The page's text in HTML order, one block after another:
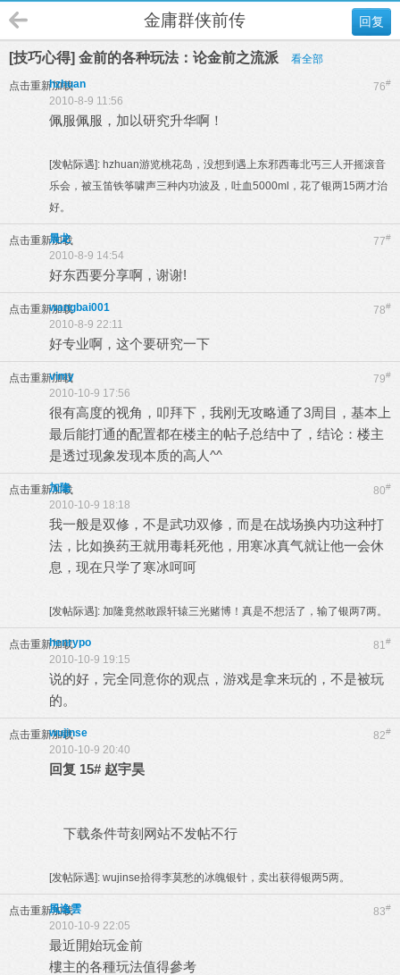
回复
金庸群侠前传
[技巧心得] 金前的各种玩法：论金前之流派 看全部
点击重新加载 76#
hzhuan
2010-8-9 11:56
佩服佩服，加以研究升华啊！
[发帖际遇]: hzhuan游览桃花岛，没想到遇上东邪西毒北丐三人开摇滚音
乐会，被玉笛铁筝啸声三种内功波及，吐血5000ml，花了银两15两才治
好。
点击重新加载 77#
晨龙
2010-8-9 14:54
好东西要分享啊，谢谢!
点击重新加载 78#
wangbai001
2010-8-9 22:11
好专业啊，这个要研究一下
点击重新加载 79#
vimy
2010-10-9 17:56
很有高度的视角，叩拜下，我刚无攻略通了3周目，基本上
最后能打通的配置都在楼主的帖子总结中了，结论：楼主
是透过现象发现本质的高人^^
点击重新加载 80#
加隆
2010-10-9 18:18
我一般是双修，不是武功双修，而是在战场换内功这种打
法，比如换药王就用毒耗死他，用寒冰真气就让他一会休
息，现在只学了寒冰呵呵
[发帖际遇]: 加隆竟然敢跟轩辕三光赌博！真是不想活了，输了银两7两。
点击重新加载 81#
henrypo
2010-10-9 19:15
说的好，完全同意你的观点，游戏是拿来玩的，不是被玩
的。
点击重新加载 82#
wujinse
2010-10-9 20:40
回复 15# 赵宇昊
下载条件苛刻网站不发帖不行
[发帖际遇]: wujinse拾得李莫愁的冰魄银针，卖出获得银两5两。
点击重新加载 83#
風逸雲
2010-10-9 22:05
最近開始玩金前
樓主的各種玩法值得參考